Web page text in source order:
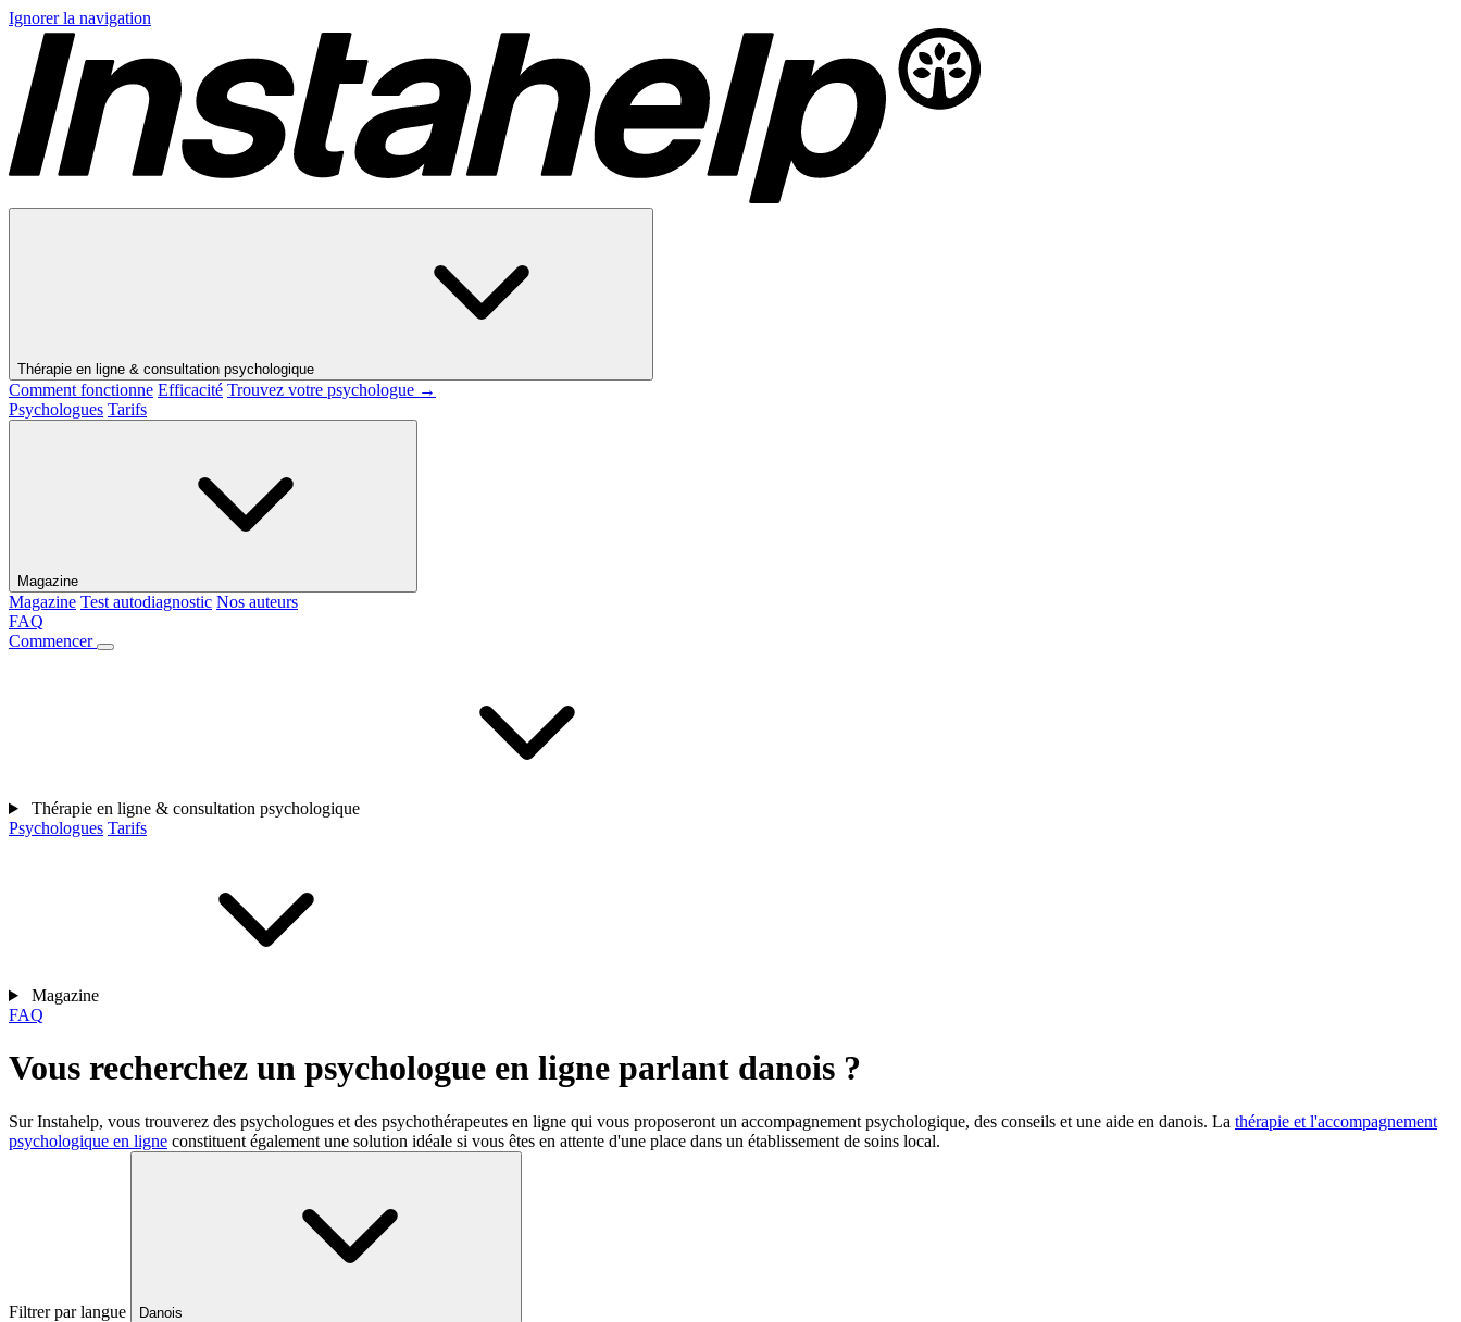
Ignorer la navigation
Thérapie en ligne & consultation psychologique
Comment fonctionne Efficacité Trouvez votre psychologue →
Psychologues Tarifs
Magazine
Magazine Test autodiagnostic Nos auteurs
FAQ
Commencer
Thérapie en ligne & consultation psychologique
Psychologues Tarifs
Magazine
FAQ
Vous recherchez un psychologue en ligne parlant danois ?
Sur Instahelp, vous trouverez des psychologues et des psychothérapeutes en ligne qui vous proposeront un accompagnement psychologique, des conseils et une aide en danois. La thérapie et l'accompagnement
psychologique en ligne constituent également une solution idéale si vous êtes en attente d'une place dans un établissement de soins local.
Filtrer par langue Danois